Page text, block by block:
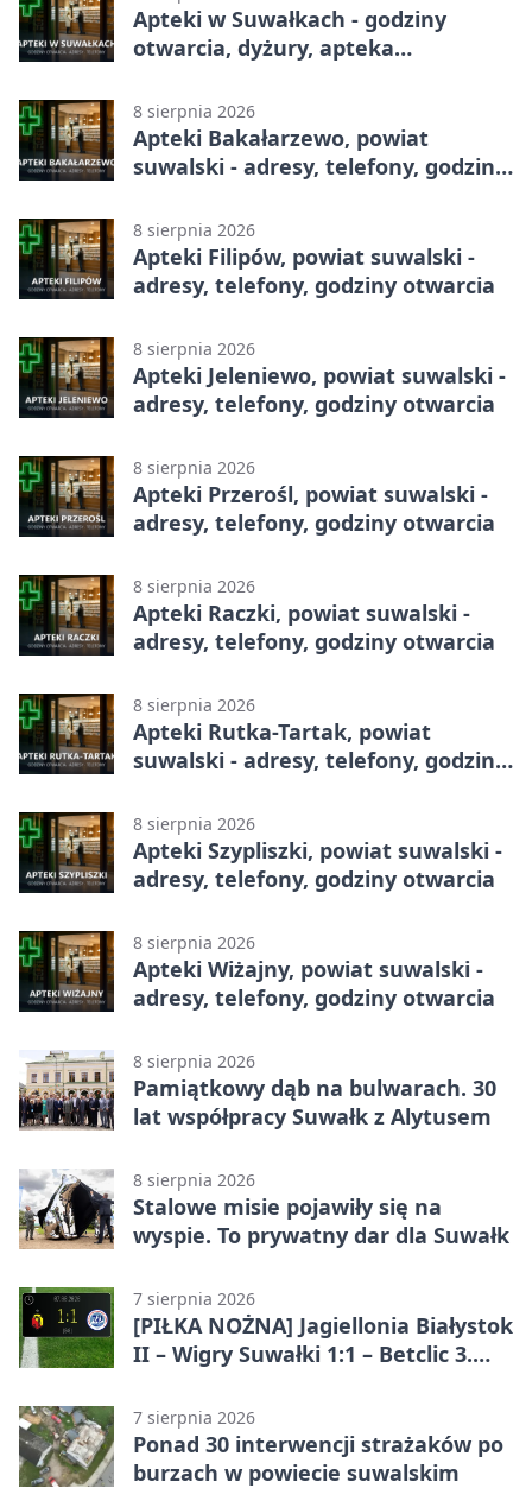
Apteki w Suwałkach - godziny
otwarcia, dyżury, apteka
8 sierpnia 2026
Apteki Bakałarzewo, powiat
suwalski - adresy, telefony, godziny
8 sierpnia 2026
Apteki Filipów, powiat suwalski -
adresy, telefony, godziny otwarcia
8 sierpnia 2026
Apteki Jeleniewo, powiat suwalski -
adresy, telefony, godziny otwarcia
8 sierpnia 2026
Apteki Przerośl, powiat suwalski -
adresy, telefony, godziny otwarcia
8 sierpnia 2026
Apteki Raczki, powiat suwalski -
adresy, telefony, godziny otwarcia
8 sierpnia 2026
Apteki Rutka-Tartak, powiat
suwalski - adresy, telefony, godziny
8 sierpnia 2026
Apteki Szypliszki, powiat suwalski -
adresy, telefony, godziny otwarcia
8 sierpnia 2026
Apteki Wiżajny, powiat suwalski -
adresy, telefony, godziny otwarcia
8 sierpnia 2026
Pamiątkowy dąb na bulwarach. 30
lat współpracy Suwałk z Alytusem
8 sierpnia 2026
Stalowe misie pojawiły się na
wyspie. To prywatny dar dla Suwałk
7 sierpnia 2026
[PIŁKA NOŻNA] Jagiellonia Białystok
II – Wigry Suwałki 1:1 – Betclic 3.
7 sierpnia 2026
Ponad 30 interwencji strażaków po
burzach w powiecie suwalskim